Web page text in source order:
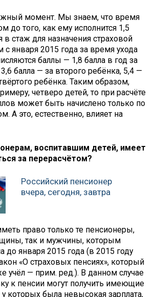
момент. Мы знаем, что время
до того, как ему исполнится 1,5
в стаж для назначения страховой
с января 2015 года за время ухода
баллы — 1,8 балла в год за
балла — за второго ребёнка, 5,4 —
ребёнка. Таким образом,
четверо детей, то при расчёте
может быть начислено только по
А это, естественно, влияет на
воспитавшим детей, имеет
за перерасчётом?
Российский пенсионер
вчера, сегодня, завтра
право только те пенсионеры,
так и мужчины, которым
до января 2015 года (в 2015 году
«О страховых пенсиях», который
учёл — прим. ред.). В данном случае
к пенсии могут получить имеющие
которых была невысокая зарплата,